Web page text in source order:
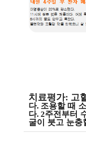
치료평가: 고
다. 조용할 때
다. 2주전부터
굴이 붓고 눈충